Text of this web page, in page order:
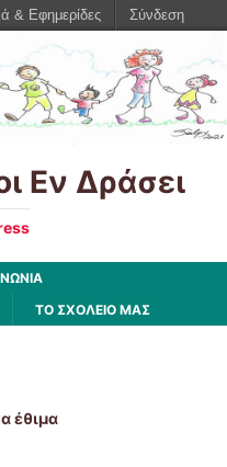
Εν Δράσει
ΤΟ ΣΧΟΛΕΙΟ ΜΑΣ
έθιμα
& Εφημερίδες Σύνδεση